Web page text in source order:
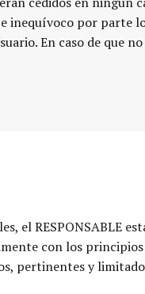
por parte
En caso de que
el RESPONSABLE
con los
pertinentes y